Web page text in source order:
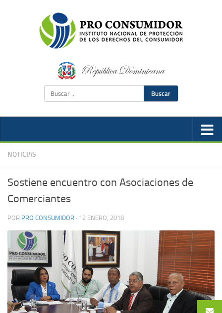
Buscar
NOTICIAS
Sostiene encuentro con Asociaciones de
Comerciantes
POR PRO CONSUMIDOR · 12 ENERO, 2018